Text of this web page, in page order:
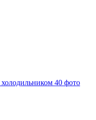
40 фото